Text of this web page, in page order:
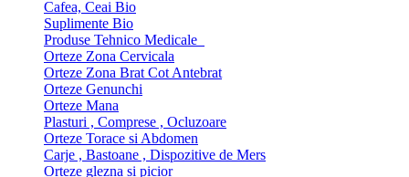
Cafea, Ceai Bio
Suplimente Bio
Produse Tehnico Medicale
Orteze Zona Cervicala
Orteze Zona Brat Cot Antebrat
Orteze Genunchi
Orteze Mana
Plasturi , Comprese , Ocluzoare
Orteze Torace si Abdomen
Carje , Bastoane , Dispozitive de Mers
Orteze glezna si picior